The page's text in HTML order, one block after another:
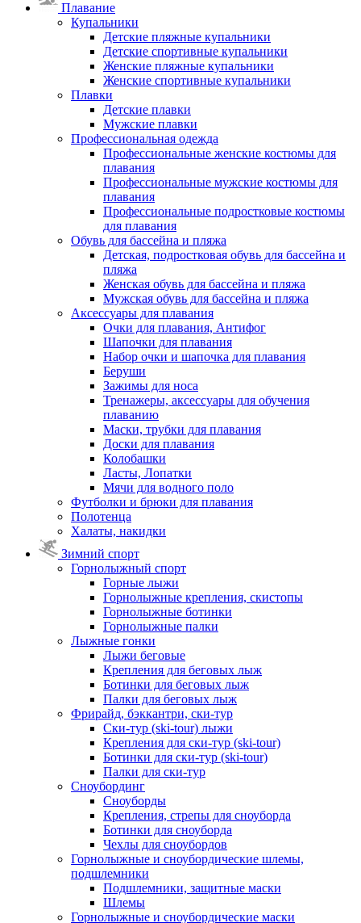
Плавание
Купальники
Детские пляжные купальники
Детские спортивные купальники
Женские пляжные купальники
Женские спортивные купальники
Плавки
Детские плавки
Мужские плавки
Профессиональная одежда
Профессиональные женские костюмы для
плавания
Профессиональные мужские костюмы для
плавания
Профессиональные подростковые костюмы
для плавания
Обувь для бассейна и пляжа
Детская, подростковая обувь для бассейна и
пляжа
Женская обувь для бассейна и пляжа
Мужская обувь для бассейна и пляжа
Аксессуары для плавания
Очки для плавания, Антифог
Шапочки для плавания
Набор очки и шапочка для плавания
Беруши
Зажимы для носа
Тренажеры, аксессуары для обучения
плаванию
Маски, трубки для плавания
Доски для плавания
Колобашки
Ласты, Лопатки
Мячи для водного поло
Футболки и брюки для плавания
Полотенца
Халаты, накидки
Зимний спорт
Горнолыжный спорт
Горные лыжи
Горнолыжные крепления, скистопы
Горнолыжные ботинки
Горнолыжные палки
Лыжные гонки
Лыжи беговые
Крепления для беговых лыж
Ботинки для беговых лыж
Палки для беговых лыж
Фрирайд, бэккантри, ски-тур
Ски-тур (ski-tour) лыжи
Крепления для ски-тур (ski-tour)
Ботинки для ски-тур (ski-tour)
Палки для ски-тур
Сноубординг
Сноуборды
Крепления, стрепы для сноуборда
Ботинки для сноуборда
Чехлы для сноубордов
Горнолыжные и сноубордические шлемы,
подшлемники
Подшлемники, защитные маски
Шлемы
Горнолыжные и сноубордические маски